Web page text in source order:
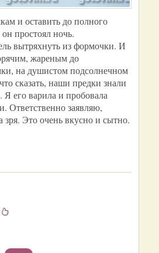
и оставить до полного
простоял ночь.
вытряхнуть из формочки. И
жареным до
на душистом подсолнечном
сказать, наши предки знали
Я его варила и пробовала
Ответственно заявляю,
зря. Это очень вкусно и сытно.